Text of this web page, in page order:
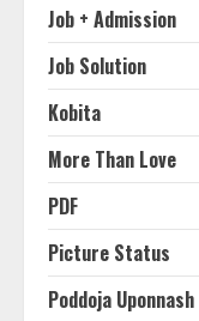
Job + Admission
Job Solution
Kobita
More Than Love
PDF
Picture Status
Poddoja Uponnash